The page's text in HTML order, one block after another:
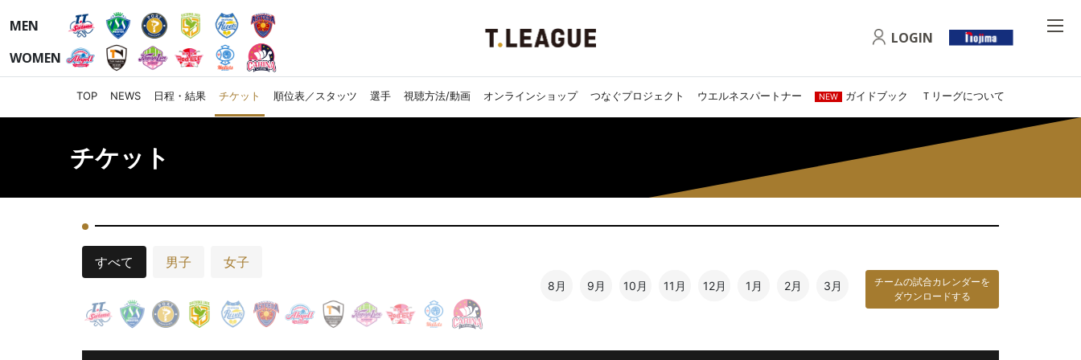
MEN
WOMEN
LOGIN
TOP NEWS 日程・結果 チケット 順位表／スタッツ 選手 視聴方法/動画 オンラインショップ つなぐプロジェクト ウエルネスパートナー NEW ガイドブック Ｔリーグについて
チケット
すべて 男子 女子
8月 9月 10月 11月 12月 1月 2月 3月
チームの試合カレンダーを
ダウンロードする